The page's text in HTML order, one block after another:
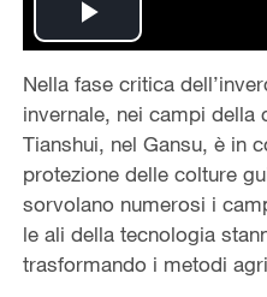
Play
Video
Nella fase critica
invernale, nei campi della
Tianshui, nel Gansu, è in
protezione delle colture
sorvolano numerosi i
le ali della tecnologia
trasformando i metodi